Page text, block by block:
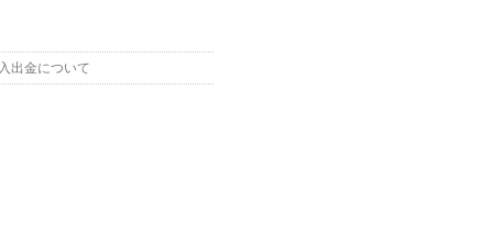
入出金について